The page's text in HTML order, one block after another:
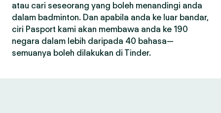
atau cari seseorang yang boleh menandingi anda
dalam badminton. Dan apabila anda ke luar bandar,
ciri Pasport kami akan membawa anda ke 190
negara dalam lebih daripada 40 bahasa—
semuanya boleh dilakukan di Tinder.